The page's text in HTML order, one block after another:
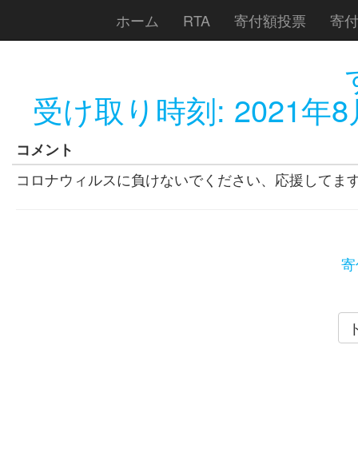
ホーム RTA 寄付額投票 寄
受け取り時刻: 2021年
コメント
コロナウィルスに負けないでください、応援してま